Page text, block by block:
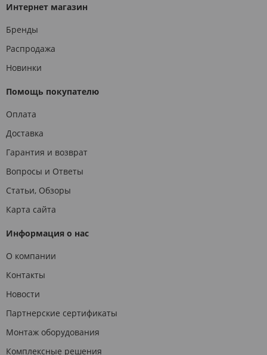
Интернет магазин
Бренды
Распродажа
Новинки
Помощь покупателю
Оплата
Доставка
Гарантия и возврат
Вопросы и Ответы
Статьи, Обзоры
Карта сайта
Информация о нас
О компании
Контакты
Новости
Партнерские сертификаты
Монтаж оборудования
Комплексные решения